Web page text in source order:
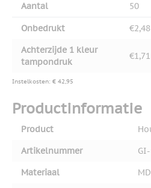
Aantal 50
Onbedrukt €2,48
Achterzijde 1 kleur
tampondruk
€1,71
Instelkosten: € 42,95
Productinformatie
Product
Artikelnummer
Materiaal